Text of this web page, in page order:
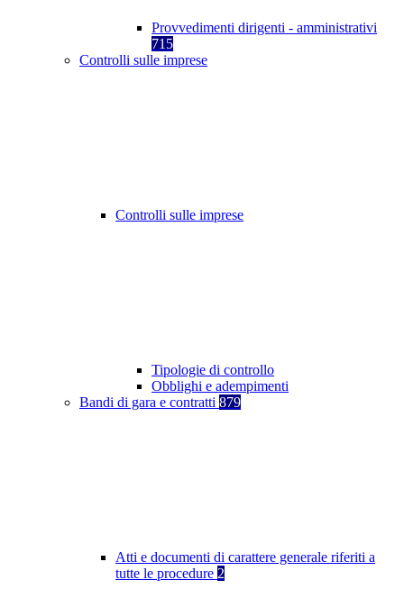
Provvedimenti dirigenti - amministrativi
715
Controlli sulle imprese
Controlli sulle imprese
Tipologie di controllo
Obblighi e adempimenti
Bandi di gara e contratti 879
Atti e documenti di carattere generale riferiti a
tutte le procedure 2